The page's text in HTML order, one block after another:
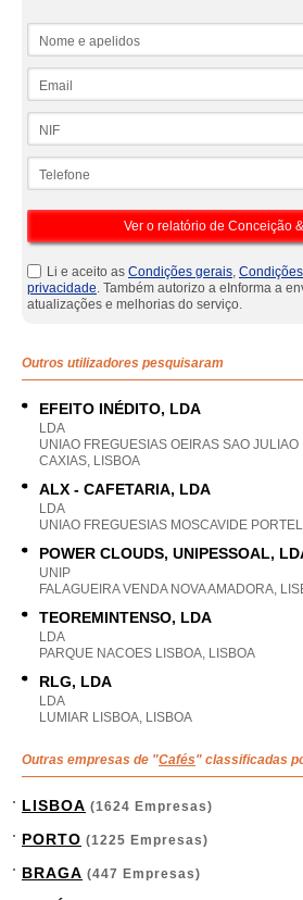
Li e aceito as Condições gerais,
privacidade. Também autorizo a eInforma a
atualizações e melhorias do serviço.
Outros utilizadores pesquisaram
EFEITO INÉDITO, LDA
LDA
UNIAO FREGUESIAS OEIRAS SAO
CAXIAS, LISBOA
ALX - CAFETARIA, LDA
LDA
UNIAO FREGUESIAS MOSCAVIDE
POWER CLOUDS, UNIPESSOAL,
UNIP
FALAGUEIRA VENDA NOVA AMADORA,
TEOREMINTENSO, LDA
LDA
PARQUE NACOES LISBOA, LISBOA
RLG, LDA
LDA
LUMIAR LISBOA, LISBOA
Outras empresas de "Cafés" classificadas
LISBOA (1624 Empresas)
PORTO (1225 Empresas)
BRAGA (447 Empresas)